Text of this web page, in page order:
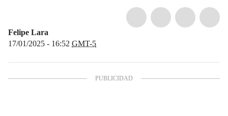
Felipe Lara
17/01/2025 - 16:52 GMT-5